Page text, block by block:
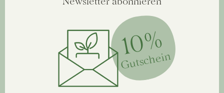
10%
Gutschein